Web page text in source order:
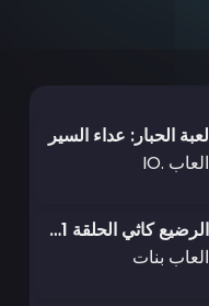
لعبة الحبار: عداء السير
العاب .IO
الرضيع كاثي الحلقة 21: علاج السعال
العاب بنات